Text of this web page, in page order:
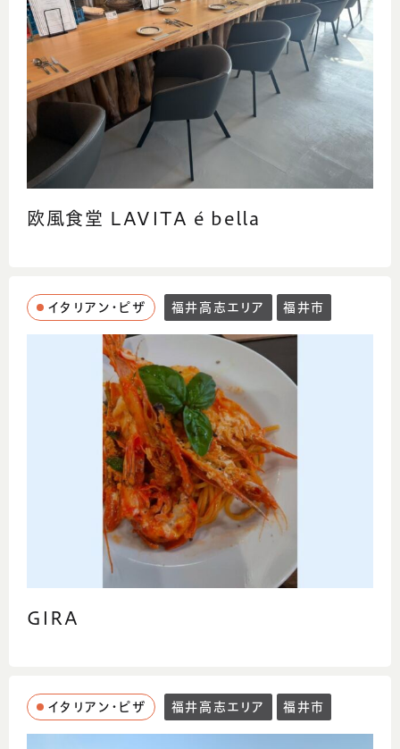
欧風食堂 LAVITA é bella
イタリアン・ピザ 福井高志エリア 福井市
GIRA
イタリアン・ピザ 福井高志エリア 福井市